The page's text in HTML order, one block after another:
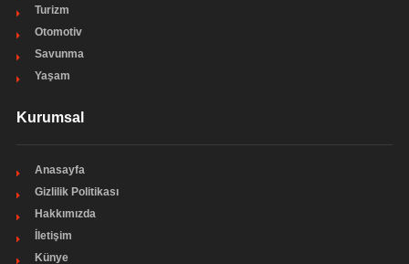
Turizm
Otomotiv
Savunma
Yaşam
Kurumsal
Anasayfa
Gizlilik Politikası
Hakkımızda
İletişim
Künye